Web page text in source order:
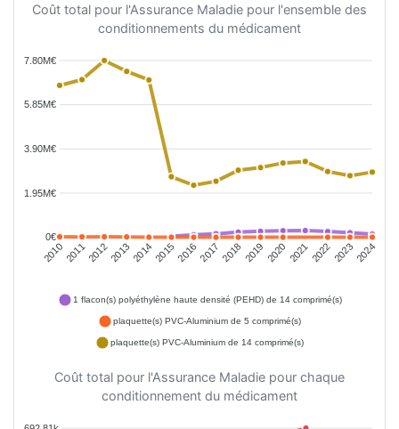
Coût total pour l'Assurance Maladie pour l'ensemble des
conditionnements du médicament
7.80M€
5.85M€
3.90M€
1.95M€
0€
20102011201220132014201520162017 2018 2019 2020 2021202220232024
1 flacon(s) polyéthylène haute densité (PEHD) de 14 comprimé(s)
plaquette(s) PVC-Aluminium de 5 comprimé(s)
plaquette(s) PVC-Aluminium de 14 comprimé(s)
Coût total pour l'Assurance Maladie pour chaque
conditionnement du médicament